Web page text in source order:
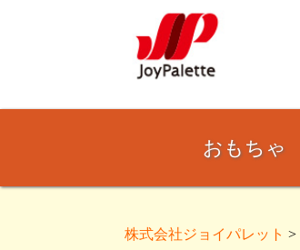
おもちゃ
株式会社ジョイパレット >